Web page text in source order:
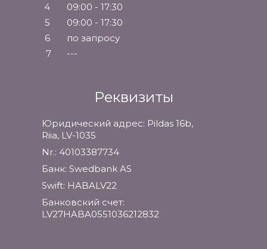
4
09:00 - 17:30
5
09:00 - 17:30
6
по запросу
7
---
Реквизиты
Юридический адрес: Pildas 16b,
Riia, LV-1035
Nr.: 40103387734
Банк: Swedbank AS
Swift: HABALV22
Банковский счет:
LV27HABA0551036212832